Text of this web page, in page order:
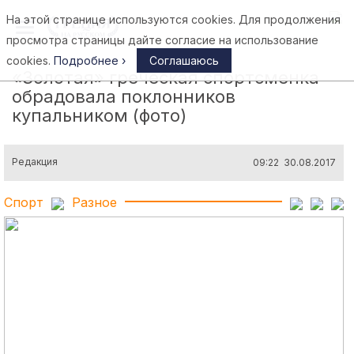
Афины
«Золотая» греческая спортсменка
обрадовала поклонников
купальником (фото)
Редакция 09:22 30.08.2017
Спорт Разное
На этой странице используются cookies. Для продолжения
просмотра страницы дайте согласие на использование
cookies. Подробнее › Соглашаюсь